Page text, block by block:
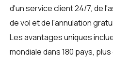
d'un service client 24/7, de
de vol et de l'annulation
Les avantages uniques
mondiale dans 180 pays,